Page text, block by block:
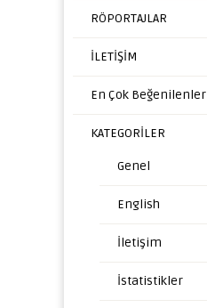
RÖPORTAJLAR
İLETİŞİM
En Çok Beğenilenler
KATEGORİLER
Genel
English
İletişim
İstatistikler